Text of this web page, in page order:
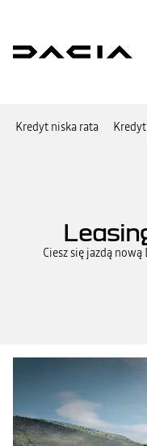
Kredyt niska rata Kredyt
Ciesz się jazdą